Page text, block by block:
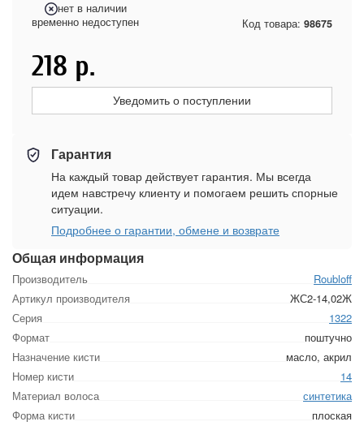
Общая информация
Производитель
Roubloff
Артикул производителя
ЖС2-14,02Ж
Серия
1322
Формат
поштучно
Назначение кисти
масло, акрил
Номер кисти
14
Материал волоса
синтетика
Форма кисти
плоская
нет в наличии
временно недоступен
Код товара: 98675
218 р.
Уведомить о поступлении
Гарантия
На каждый товар действует гарантия. Мы всегда
идем навстречу клиенту и помогаем решить спорные
ситуации.
Подробнее о гарантии, обмене и возврате